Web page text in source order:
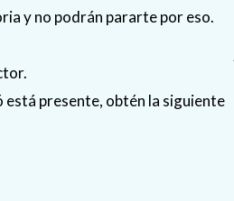
y no podrán pararte por eso.
presente, obtén la siguiente